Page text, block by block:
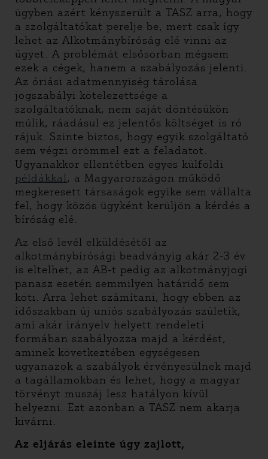
ügyben azért kényszerült a TASZ arra, hogy
a szolgáltatókat perelje be, mert csak így
lehet az Alkotmánybíróság elé vinni az
ügyet. A problémát elsősorban mégsem
ezek a cégek, hanem a szabályozás jelenti.
Az óriási adatmennyiség tárolása
jogszabályi kötelezettsége a
szolgáltatóknak, nem saját döntésükön
múlik, ráadásul ez jelentős költséget is ró
rájuk. Szinte biztos, hogy egyik szolgáltató
sem végzi örömmel ezt a feladatot.
Ugyanakkor ellentétben egyes külföldi
példákkal, a Magyarországon működő
megkeresett társaságok egyike sem vállalta
fel, hogy közös ügyként kerüljön a kérdés a
bíróság elé.
Az első levél elküldésétől az
alkotmánybírósági beadványig akár 2-3 év
is eltelhet, az AB-t pedig az alkotmányjogi
panasz esetén semmilyen határidő sem
köti. Arra lehet számítani, hogy ebben az
időszakban új uniós szabályozás születik,
ami akár irányelv helyett rendeleti
formában szabályozza majd a kérdést,
aminek következtében egységesen
ugyanazok a szabályok érvényesülnek majd
a tagállamokban és lehet, hogy a magyar
törvényt muszáj lesz hatályon kívül
helyezni. Ezt azonban a TASZ nem akarja
kivárni.
Az eljárás eleinte úgy zajlott,